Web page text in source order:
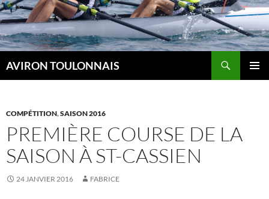
AVIRON TOULONNAIS
COMPÉTITION,SAISON 2016
PREMIÈRE COURSE DE LA
SAISON À ST-CASSIEN
24 JANVIER 2016 FABRICE